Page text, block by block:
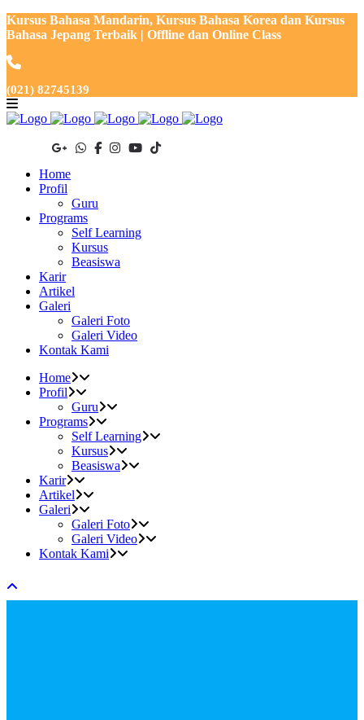
Kursus Bahasa Mandarin, Kursus Bahasa Korea dan Kursus
Bahasa Jepang Terbaik | Offline dan Online Class
(021) 82745139
Home
Profil
Guru
Programs
Self Learning
Kursus
Beasiswa
Karir
Artikel
Galeri
Galeri Foto
Galeri Video
Kontak Kami
Home
Profil
Guru
Programs
Self Learning
Kursus
Beasiswa
Karir
Artikel
Galeri
Galeri Foto
Galeri Video
Kontak Kami